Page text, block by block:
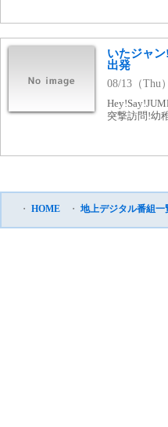
いたジャ
出発
08/13（Thu
突撃訪問!幼
・ HOME ・ 地上デジタル番組一